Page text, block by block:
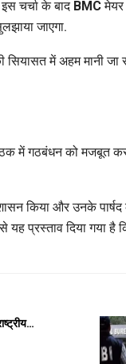
चर्चा के बाद BMCमेयर
जाएगा.
में अहम मानी
गठबंधन को मजबूत करने
किया और उनके पार्षद
यह प्रस्ताव दिया गया